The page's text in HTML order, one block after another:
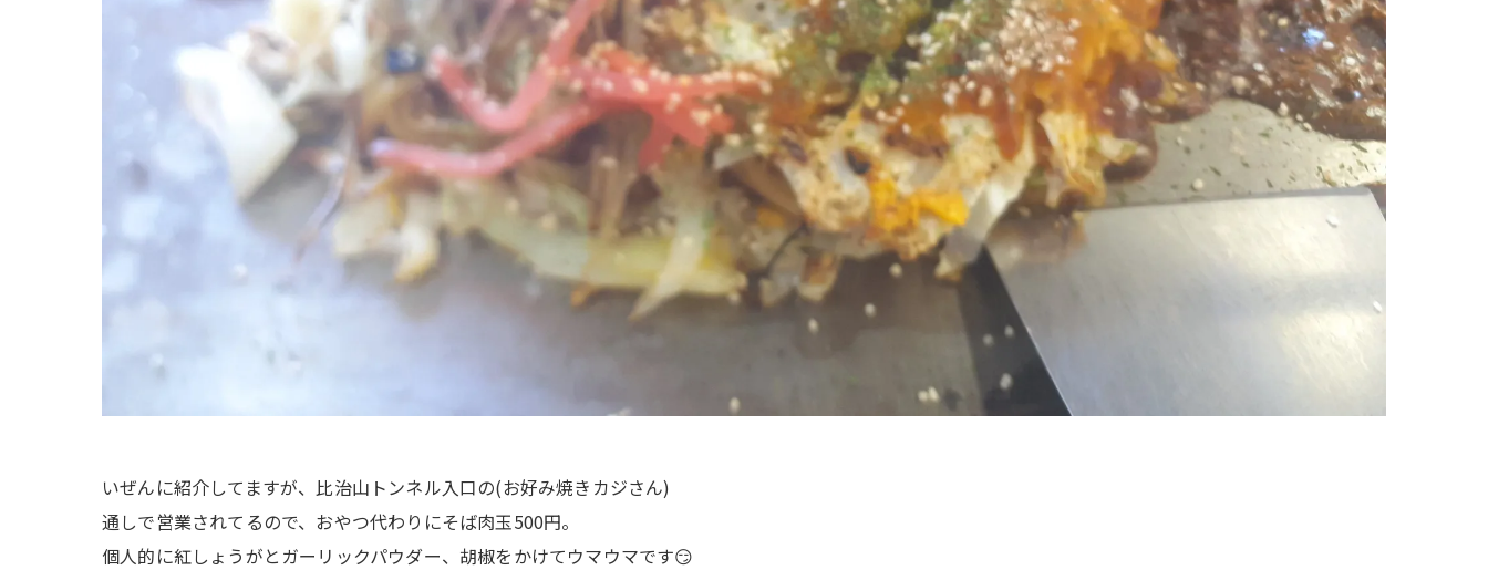
いぜんに紹介してますが、比治山トンネル入口の(お好み焼きカジさん)
通しで営業されてるので、おやつ代わりにそば肉玉500円。
個人的に紅しょうがとガーリックパウダー、胡椒をかけてウマウマです😏